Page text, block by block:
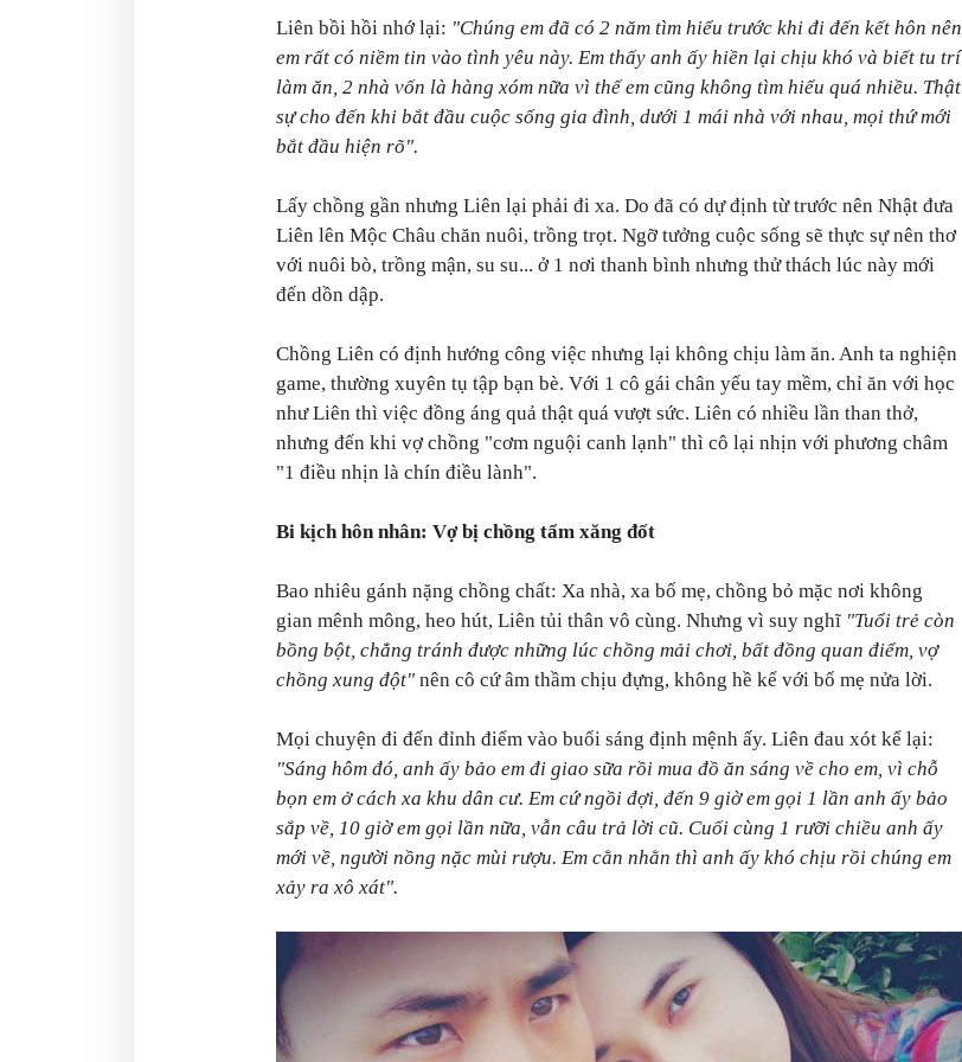
Liên bồi hồi nhớ lại: "Chúng em đã có 2 năm tìm hiểu trước khi đi đến kết hôn nên
em rất có niềm tin vào tình yêu này. Em thấy anh ấy hiền lại chịu khó và biết tu trí
làm ăn, 2 nhà vốn là hàng xóm nữa vì thế em cũng không tìm hiểu quá nhiều. Thật
sự cho đến khi bắt đầu cuộc sống gia đình, dưới 1 mái nhà với nhau, mọi thứ mới
bắt đầu hiện rõ".
Lấy chồng gần nhưng Liên lại phải đi xa. Do đã có dự định từ trước nên Nhật đưa
Liên lên Mộc Châu chăn nuôi, trồng trọt. Ngỡ tưởng cuộc sống sẽ thực sự nên thơ
với nuôi bò, trồng mận, su su... ở 1 nơi thanh bình nhưng thử thách lúc này mới
đến dồn dập.
Chồng Liên có định hướng công việc nhưng lại không chịu làm ăn. Anh ta nghiện
game, thường xuyên tụ tập bạn bè. Với 1 cô gái chân yếu tay mềm, chỉ ăn với học
như Liên thì việc đồng áng quả thật quá vượt sức. Liên có nhiều lần than thở,
nhưng đến khi vợ chồng "cơm nguội canh lạnh" thì cô lại nhịn với phương châm
"1 điều nhịn là chín điều lành".
Bi kịch hôn nhân: Vợ bị chồng tẩm xăng đốt
Bao nhiêu gánh nặng chồng chất: Xa nhà, xa bố mẹ, chồng bỏ mặc nơi không
gian mênh mông, heo hút, Liên tủi thân vô cùng. Nhưng vì suy nghĩ "Tuổi trẻ còn
bồng bột, chẳng tránh được những lúc chồng mải chơi, bất đồng quan điểm, vợ
chồng xung đột" nên cô cứ âm thầm chịu đựng, không hề kể với bố mẹ nửa lời.
Mọi chuyện đi đến đỉnh điểm vào buổi sáng định mệnh ấy. Liên đau xót kể lại:
"Sáng hôm đó, anh ấy bảo em đi giao sữa rồi mua đồ ăn sáng về cho em, vì chỗ
bọn em ở cách xa khu dân cư. Em cứ ngồi đợi, đến 9 giờ em gọi 1 lần anh ấy bảo
sắp về, 10 giờ em gọi lần nữa, vẫn câu trả lời cũ. Cuối cùng 1 rưỡi chiều anh ấy
mới về, người nồng nặc mùi rượu. Em cằn nhằn thì anh ấy khó chịu rồi chúng em
xảy ra xô xát".